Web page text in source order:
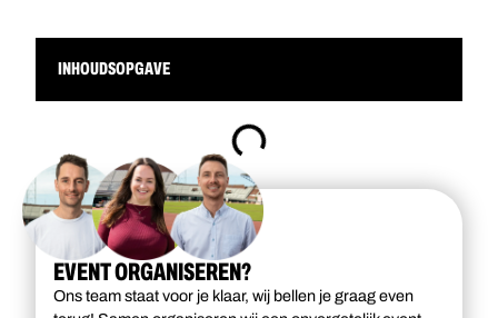
INHOUDSOPGAVE
EVENT ORGANISEREN?
Ons team staat voor je klaar, wij bellen je graag even